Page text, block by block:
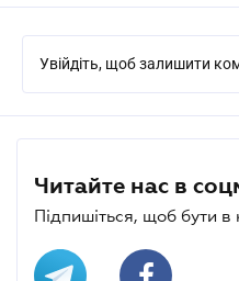
Увійдіть, щоб залишити
Читайте нас в
Підпишіться, щоб бути в